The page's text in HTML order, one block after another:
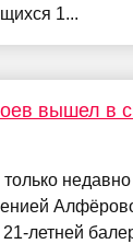
1...
вышел в
летней